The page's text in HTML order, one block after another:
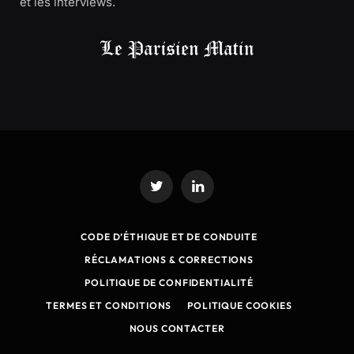
Twitter LinkedIn
CODE D’ÉTHIQUE ET DE CONDUITE
RÉCLAMATIONS & CORRECTIONS
POLITIQUE DE CONFIDENTIALITÉ
TERMES ET CONDITIONS
POLITIQUE COOKIES
NOUS CONTACTER